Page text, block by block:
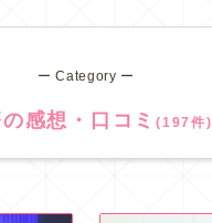
ー Category ー
感想・口コミ(197件)